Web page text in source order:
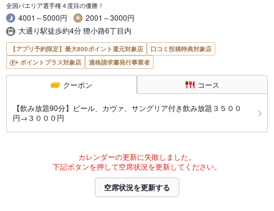
全国パエリア選手権４度目の優勝！
4001～5000円
2001～3000円
大通り駅徒歩約4分 狸小路6丁目内
【アプリ予約限定】最大800ポイント還元対象店
口コミ投稿特典対象店
ポイントプラス対象店
適格請求書発行事業者
クーポン コース
【飲み放題90分】ビール、カヴァ、サングリア付き飲み放題３５００
円→３０００円
カレンダーの更新に失敗しました。
下記ボタンを押して空席状況を更新してください。
空席状況を更新する